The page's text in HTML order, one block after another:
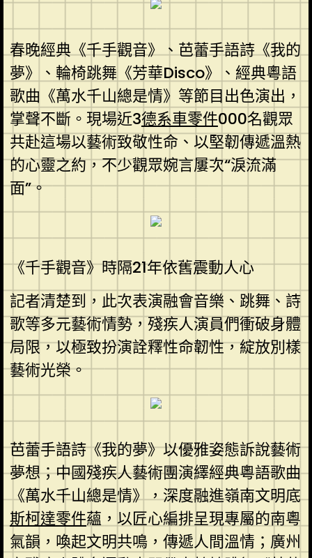
春晚經典《千手觀音》、芭蕾手語詩《我的
夢》、輪椅跳舞《芳華Disco》、經典粵語
歌曲《萬水千山總是情》等節目出色演出，
掌聲不斷。現場近3德系車零件000名觀眾
共赴這場以藝術致敬性命、以堅韌傳遞溫熱
的心靈之約，不少觀眾婉言屢次“淚流滿
面”。
《千手觀音》時隔21年依舊震動人心
記者清楚到，此次表演融會音樂、跳舞、詩
歌等多元藝術情勢，殘疾人演員們衝破身體
局限，以極致扮演詮釋性命韌性，綻放別樣
藝術光榮。
芭蕾手語詩《我的夢》以優雅姿態訴說藝術
夢想；中國殘疾人藝術團演繹經典粵語歌曲
《萬水千山總是情》，深度融進嶺南文明底
斯柯達零件蘊，以匠心編排呈現專屬的南粵
氣韻，喚起文明共鳴，傳遞人間溫情；廣州